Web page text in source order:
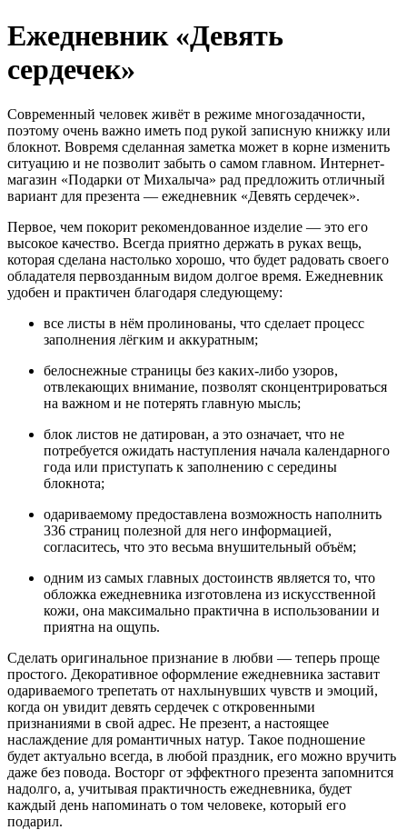
Ежедневник «Девять
сердечек»
Современный человек живёт в режиме многозадачности,
поэтому очень важно иметь под рукой записную книжку или
блокнот. Вовремя сделанная заметка может в корне изменить
ситуацию и не позволит забыть о самом главном. Интернет-
магазин «Подарки от Михалыча» рад предложить отличный
вариант для презента — ежедневник «Девять сердечек».
Первое, чем покорит рекомендованное изделие — это его
высокое качество. Всегда приятно держать в руках вещь,
которая сделана настолько хорошо, что будет радовать своего
обладателя первозданным видом долгое время. Ежедневник
удобен и практичен благодаря следующему:
все листы в нём пролинованы, что сделает процесс
заполнения лёгким и аккуратным;
белоснежные страницы без каких-либо узоров,
отвлекающих внимание, позволят сконцентрироваться
на важном и не потерять главную мысль;
блок листов не датирован, а это означает, что не
потребуется ожидать наступления начала календарного
года или приступать к заполнению с середины
блокнота;
одариваемому предоставлена возможность наполнить
336 страниц полезной для него информацией,
согласитесь, что это весьма внушительный объём;
одним из самых главных достоинств является то, что
обложка ежедневника изготовлена из искусственной
кожи, она максимально практична в использовании и
приятна на ощупь.
Сделать оригинальное признание в любви — теперь проще
простого. Декоративное оформление ежедневника заставит
одариваемого трепетать от нахлынувших чувств и эмоций,
когда он увидит девять сердечек с откровенными
признаниями в свой адрес. Не презент, а настоящее
наслаждение для романтичных натур. Такое подношение
будет актуально всегда, в любой праздник, его можно вручить
даже без повода. Восторг от эффектного презента запомнится
надолго, а, учитывая практичность ежедневника, будет
каждый день напоминать о том человеке, который его
подарил.